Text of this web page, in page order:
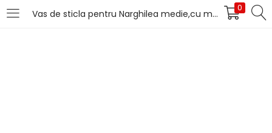
Vas de sticla pentru Narghilea medie,cu metal 0
LOGIN